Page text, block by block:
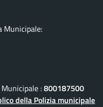
Municipale:
:800187500
della Polizia municipale